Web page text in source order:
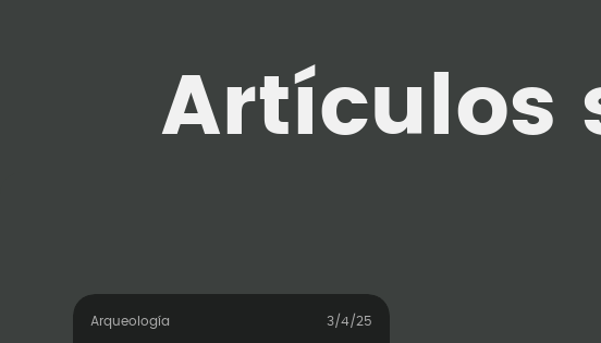
Artículos
Arqueología 3/4/25